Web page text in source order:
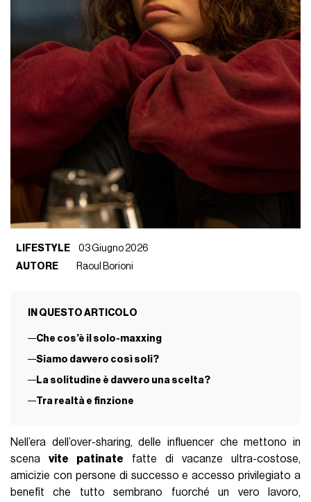
LIFESTYLE
03 Giugno 2026
AUTORE
Raoul Borioni
IN QUESTO ARTICOLO
Che cos’è il solo-maxxing
Siamo davvero così soli?
La solitudine è davvero una scelta?
Tra realtà e finzione
Nell’era dell’over-sharing, delle influencer che mettono in
scenavite patinate fatte di vacanze ultra-costose,
amicizie con persone di successo e accesso privilegiato a
benefit che tutto sembrano fuorché un vero lavoro,